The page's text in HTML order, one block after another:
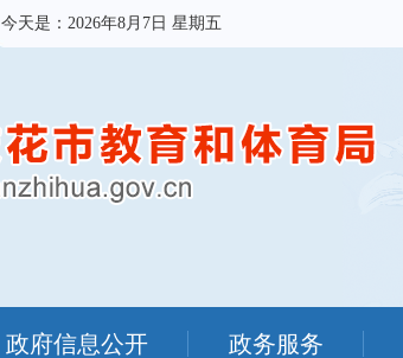
今天是： 2026年8月7日 星期五
政府信息公开 政务服务